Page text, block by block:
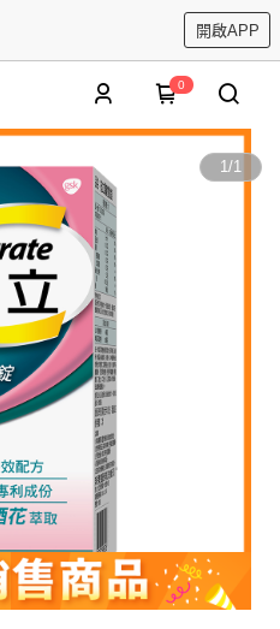
開啟APP
0
1/1